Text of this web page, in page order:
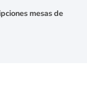
mesas de